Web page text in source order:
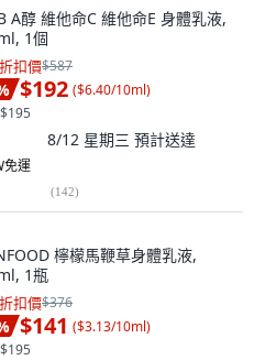
A醇 維他命C 維他命E 身體乳液,
1個
扣價$587
$192 ($6.40/10ml)
8/12 星期三 預計送達
免運
(142)
檸檬馬鞭草身體乳液,
1瓶
扣價$376
$141 ($3.13/10ml)